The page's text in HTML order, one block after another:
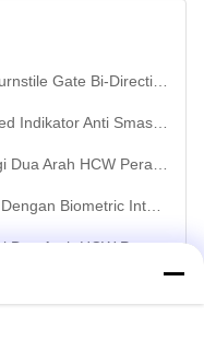
Security Access Custom
ss304 Keamanan Induksi Saluran 40w
Gesek Keamanan Setinggi Pinggang Untuk Gym
Interface Dan 20 Orang/Menit Throughput
Gesek Keamanan Setinggi Pinggang Untuk Gym